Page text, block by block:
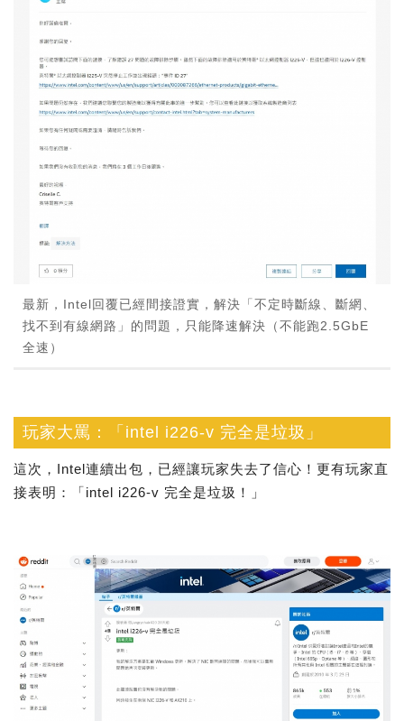
最新，Intel回覆已經間接證實，解決「不定時斷線、斷網、
找不到有線網路」的問題，只能降速解決（不能跑2.5GbE
全速）
玩家大罵：「intel i226-v 完全是垃圾」
這次，Intel連續出包，已經讓玩家失去了信心！更有玩家直
接表明：「intel i226-v 完全是垃圾！」